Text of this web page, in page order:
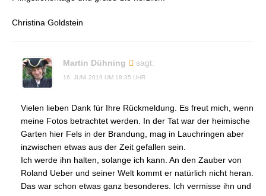
Christina Goldstein
Martin Dühning sagt:
16. JUNI 2019 UM 18:35 UHR
Vielen lieben Dank für Ihre Rückmeldung. Es freut mich, wenn
meine Fotos betrachtet werden. In der Tat war der heimische
Garten hier Fels in der Brandung, mag in Lauchringen aber
inzwischen etwas aus der Zeit gefallen sein.
Ich werde ihn halten, solange ich kann. An den Zauber von
Roland Ueber und seiner Welt kommt er natürlich nicht heran.
Das war schon etwas ganz besonderes. Ich vermisse ihn und